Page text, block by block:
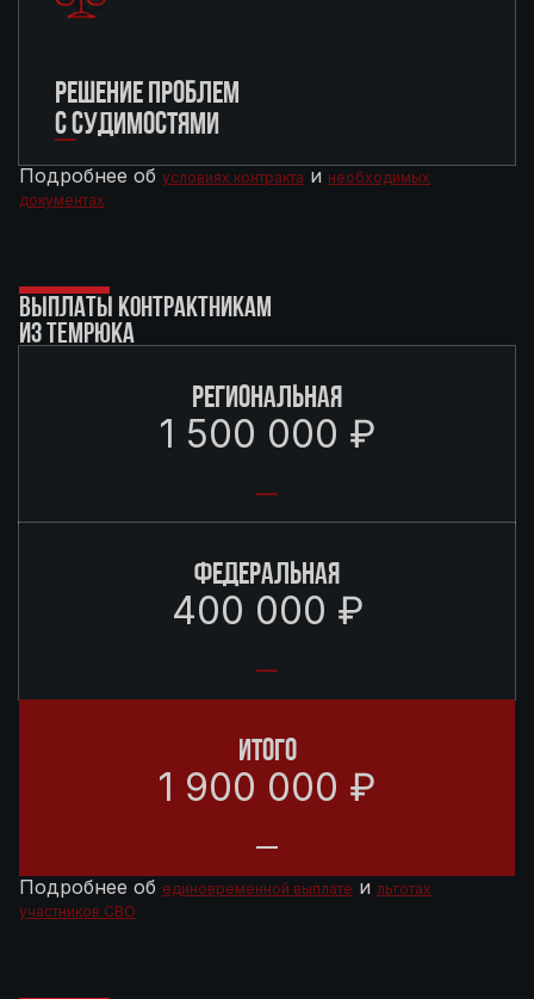
РЕШЕНИЕ ПРОБЛЕМ
С СУДИМОСТЯМИ
Подробнее об условиях контракта и необходимых
документах
ВЫПЛАТЫ КОНТРАКТНИКАМ
ИЗ ТЕМРЮКА
РЕГИОНАЛЬНАЯ
1 500 000 ₽
ФЕДЕРАЛЬНАЯ
400 000 ₽
ИТОГО
1 900 000 ₽
Подробнее об единовременной выплате и льготах
участников СВО